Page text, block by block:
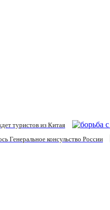
туристов из Китая
Генеральное консульство России